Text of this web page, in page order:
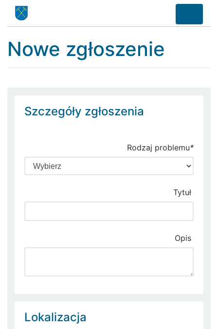
Nowe zgłoszenie
Szczegóły zgłoszenia
Rodzaj problemu*
Tytuł
Opis
Lokalizacja